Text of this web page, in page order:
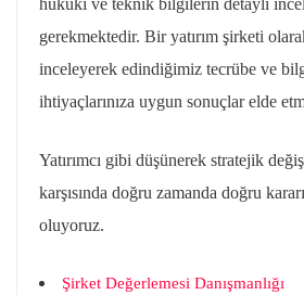
gerekmektedir. Bir yatırım şirketi
inceleyerek edindiğimiz tecrübe ve
ihtiyaçlarınıza uygun sonuçlar elde
Yatırımcı gibi düşünerek stratejik
karşısında doğru zamanda doğru
oluyoruz.
Şirket Değerlemesi Danışmanlığı